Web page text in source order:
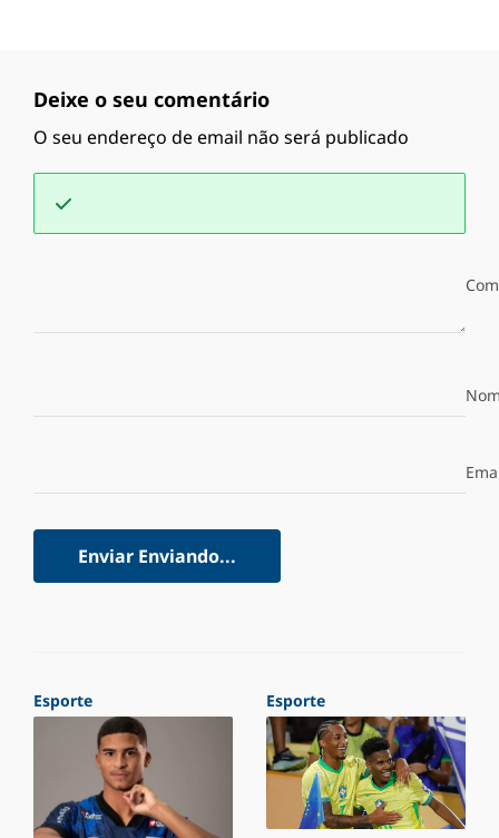
Deixe o seu comentário
O seu endereço de email não será publicado
Enviar Enviando...
Esporte Esporte